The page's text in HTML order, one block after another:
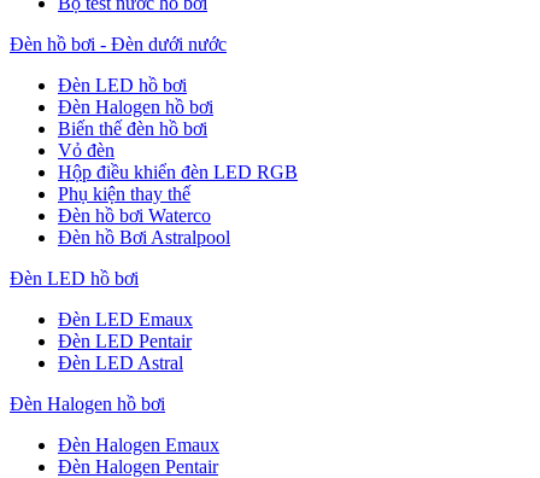
Đèn hồ bơi - Đèn dưới nước
Đèn LED hồ bơi
Đèn Halogen hồ bơi
Biến thế đèn hồ bơi
Vỏ đèn
Hộp điều khiển đèn LED RGB
Phụ kiện thay thế
Đèn hồ bơi Waterco
Đèn hồ Bơi Astralpool
Đèn LED hồ bơi
Đèn LED Emaux
Đèn LED Pentair
Đèn LED Astral
Đèn Halogen hồ bơi
Đèn Halogen Emaux
Đèn Halogen Pentair